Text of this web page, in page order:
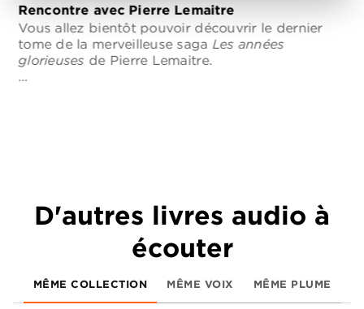
Rencontre avec Pierre Lemaitre
Vous allez bientôt pouvoir découvrir le dernier
tome de la merveilleuse saga Les années
glorieuses de Pierre Lemaitre.
…
D'autres livres audio à
écouter
MÊME COLLECTION MÊME VOIX MÊME PLUME